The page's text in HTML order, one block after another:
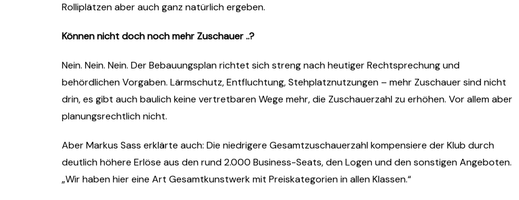
Rolliplätzen aber auch ganz natürlich ergeben.
Können nicht doch noch mehr Zuschauer ..?
Nein. Nein. Nein. Der Bebauungsplan richtet sich streng nach heutiger Rechtsprechung und
behördlichen Vorgaben. Lärmschutz, Entfluchtung, Stehplatznutzungen – mehr Zuschauer sind nicht
drin, es gibt auch baulich keine vertretbaren Wege mehr, die Zuschauerzahl zu erhöhen. Vor allem aber
planungsrechtlich nicht.
Aber Markus Sass erklärte auch: Die niedrigere Gesamtzuschauerzahl kompensiere der Klub durch
deutlich höhere Erlöse aus den rund 2.000 Business-Seats, den Logen und den sonstigen Angeboten.
„Wir haben hier eine Art Gesamtkunstwerk mit Preiskategorien in allen Klassen.“